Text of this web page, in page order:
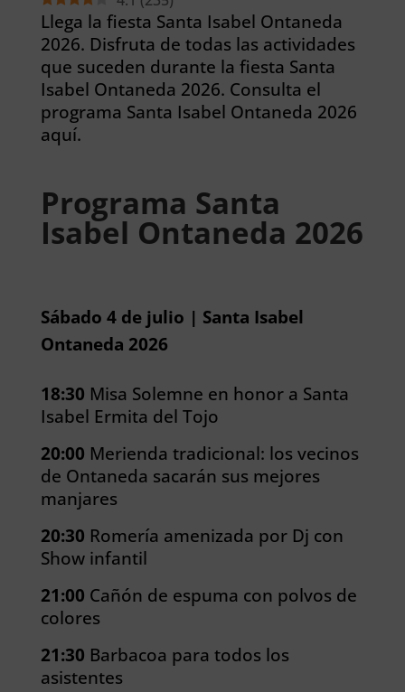
Llega la fiesta Santa Isabel Ontaneda
2026. Disfruta de todas las actividades
que suceden durante la fiesta Santa
Isabel Ontaneda 2026. Consulta el
programa Santa Isabel Ontaneda 2026
aquí.
Programa Santa
Isabel Ontaneda 2026
Sábado 4 de julio | Santa Isabel
Ontaneda 2026
18:30 Misa Solemne en honor a Santa
Isabel Ermita del Tojo
20:00 Merienda tradicional: los vecinos
de Ontaneda sacarán sus mejores
manjares
20:30 Romería amenizada por Dj con
Show infantil
21:00 Cañón de espuma con polvos de
colores
21:30 Barbacoa para todos los
asistentes